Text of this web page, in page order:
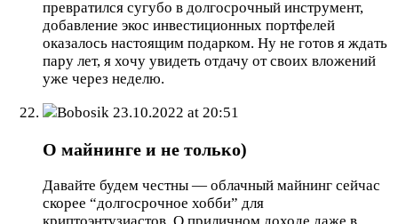
превратился сугубо в долгосрочный инструмент,
добавление экос инвестиционных портфелей
оказалось настоящим подарком. Ну не готов я ждать
пару лет, я хочу увидеть отдачу от своих вложений
уже через неделю.
Bobosik 23.10.2022 at 20:51
О майнинге и не только)
Давайте будем честны — облачный майнинг сейчас
скорее “долгосрочное хобби” для